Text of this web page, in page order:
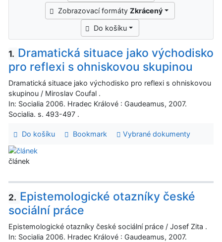
Zobrazovací formáty Zkrácený
Do košíku
1. Dramatická situace jako východisko
pro reflexi s ohniskovou skupinou
Dramatická situace jako východisko pro reflexi s ohniskovou
skupinou / Miroslav Coufal .
In: Socialia 2006. Hradec Králové : Gaudeamus, 2007.
Socialia. s. 493-497 .
Do košíku Bookmark Vybrané dokumenty
článek
2. Epistemologické otazníky české
sociální práce
Epistemologické otazníky české sociální práce / Josef Zita .
In: Socialia 2006. Hradec Králové : Gaudeamus, 2007.